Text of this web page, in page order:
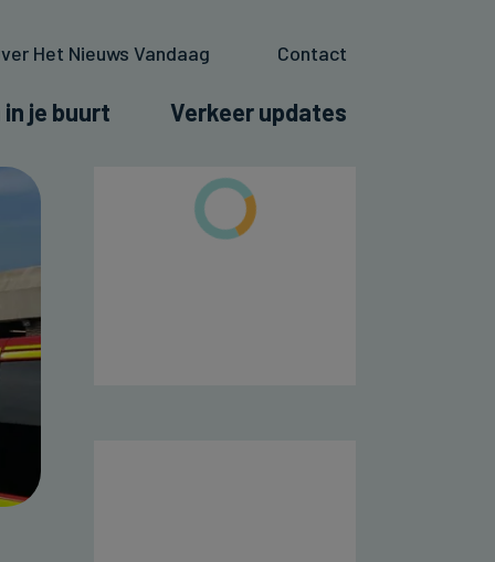
Het Nieuws Vandaag Contact
je buurt Verkeer updates